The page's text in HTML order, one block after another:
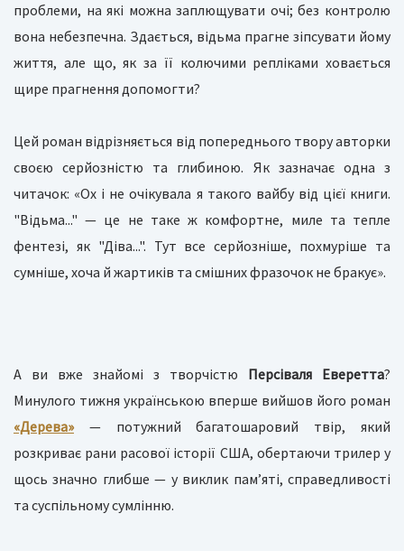
проблеми, на які можна заплющувати очі; без контролю
вона небезпечна. Здається, відьма прагне зіпсувати йому
життя, але що, як за її колючими репліками ховається
щире прагнення допомогти?
Цей роман відрізняється від попереднього твору авторки
своєю серйозністю та глибиною. Як зазначає одна з
читачок: «Ох і не очікувала я такого вайбу від цієї книги.
"Відьма..." — це не таке ж комфортне, миле та тепле
фентезі, як "Діва...". Тут все серйозніше, похмуріше та
сумніше, хоча й жартиків та смішних фразочок не бракує».
А ви вже знайомі з творчістю Персіваля Еверетта?
Минулого тижня українською вперше вийшов його роман
«Дерева»— потужний багатошаровий твір, який
розкриває рани расової історії США, обертаючи трилер у
щось значно глибше — у виклик пам’яті, справедливості
та суспільному сумлінню.